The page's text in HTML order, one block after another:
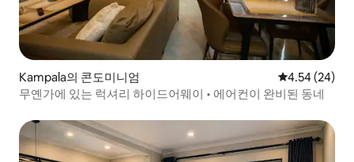
Kampala의 콘도미니엄 평점 4.54점(5
4.54 (24)
무옌가에 있는 럭셔리 하이드어웨이 • 에어컨이 완비된 동네